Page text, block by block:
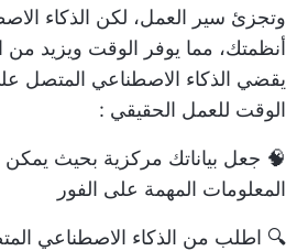
وتجزئ سير العمل، لكن الذكاء
أنظمتك، مما يوفر الوقت ويزيد من
يقضي الذكاء الاصطناعي المتصل
الوقت للعمل الحقيقي :
🧠 جعل بياناتك مركزية بحيث
المعلومات المهمة على الفور
🔍 اطلب من الذكاء الاصطناعي